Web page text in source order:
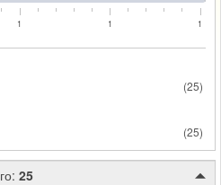
1 1 1
(25)
(25)
25